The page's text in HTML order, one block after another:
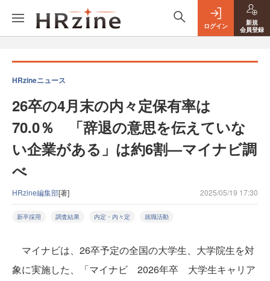
ログイン
新規
会員登録
HRzineニュース
26卒の4月末の内々定保有率は
70.0％ 「辞退の意思を伝えていな
い企業がある」は約6割—マイナビ調
べ
HRzine編集部[著] 2025/05/19 17:30
新卒採用 調査結果 内定・内々定 就職活動
マイナビは、26卒予定の全国の大学生、大学院生を対
象に実施した、「マイナビ 2026年卒 大学生キャリア